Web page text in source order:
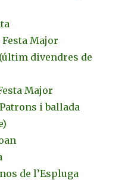
Festa Major
divendres de
Major
i ballada
de l’Espluga